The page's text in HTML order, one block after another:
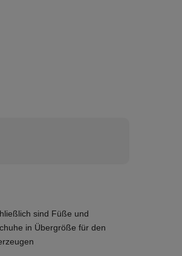
sind Füße und
in Übergröße für den